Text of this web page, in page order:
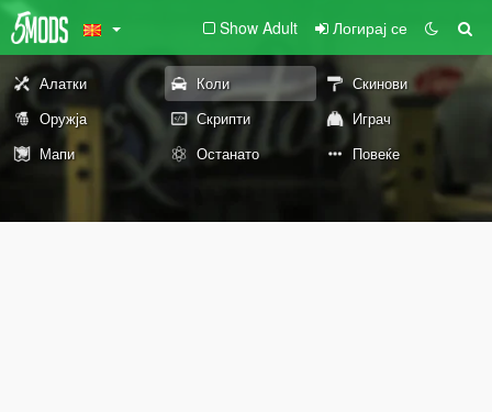
Show Adult Логирај се
Алатки Коли
Скинови
Оружја
Скрипти
Играч
Мапи
Останато Повеќе